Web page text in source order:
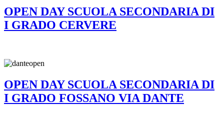
OPEN DAY SCUOLA SECONDARIA DI
I GRADO CERVERE
OPEN DAY SCUOLA SECONDARIA DI
I GRADO FOSSANO VIA DANTE